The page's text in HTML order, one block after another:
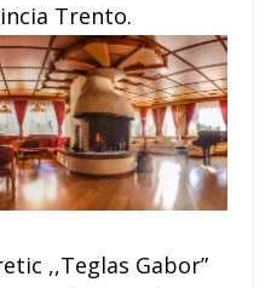
Trento.
,,Teglas Gabor”